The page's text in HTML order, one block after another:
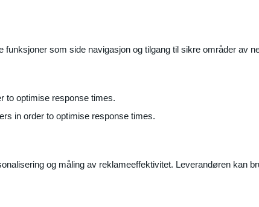
som side navigasjon og tilgang til sikre områder av
to optimise response times.
in order to optimise response times.
og måling av reklameeffektivitet. Leverandøren kan